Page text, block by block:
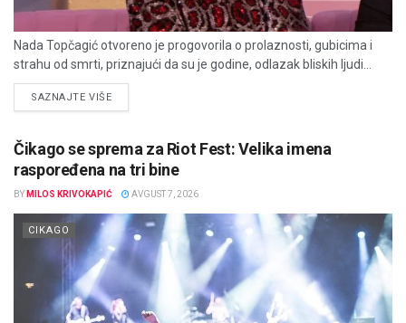
Nada Topčagić otvoreno je progovorila o prolaznosti, gubicima i
strahu od smrti, priznajući da su je godine, odlazak bliskih ljudi...
SAZNAJTE VIŠEDETAILS
Čikago se sprema za Riot Fest: Velika imena
raspoređena na tri bine
BY MILOS KRIVOKAPIĆ AVGUST 7, 2026
CIKAGO